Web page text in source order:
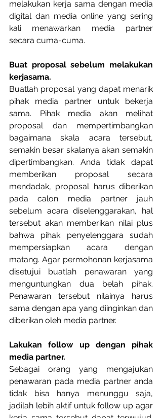
melakukan kerja sama dengan media
digital dan media online yang sering
kali menawarkan media partner
secara cuma-cuma.
Buat proposal sebelum melakukan
kerjasama.
Buatlah proposal yang dapat menarik
pihak media partner untuk bekerja
sama. Pihak media akan melihat
proposal dan mempertimbangkan
bagaimana skala acara tersebut,
semakin besar skalanya akan semakin
dipertimbangkan. Anda tidak dapat
memberikan proposal secara
mendadak, proposal harus diberikan
pada calon media partner jauh
sebelum acara diselenggarakan, hal
tersebut akan memberikan nilai plus
bahwa pihak penyelenggara sudah
mempersiapkan acara dengan
matang. Agar permohonan kerjasama
disetujui buatlah penawaran yang
menguntungkan dua belah pihak.
Penawaran tersebut nilainya harus
sama dengan apa yang diinginkan dan
diberikan oleh media partner.
Lakukan follow up dengan pihak
media partner.
Sebagai orang yang mengajukan
penawaran pada media partner anda
tidak bisa hanya menunggu saja,
jadilah lebih aktif untuk follow up agar